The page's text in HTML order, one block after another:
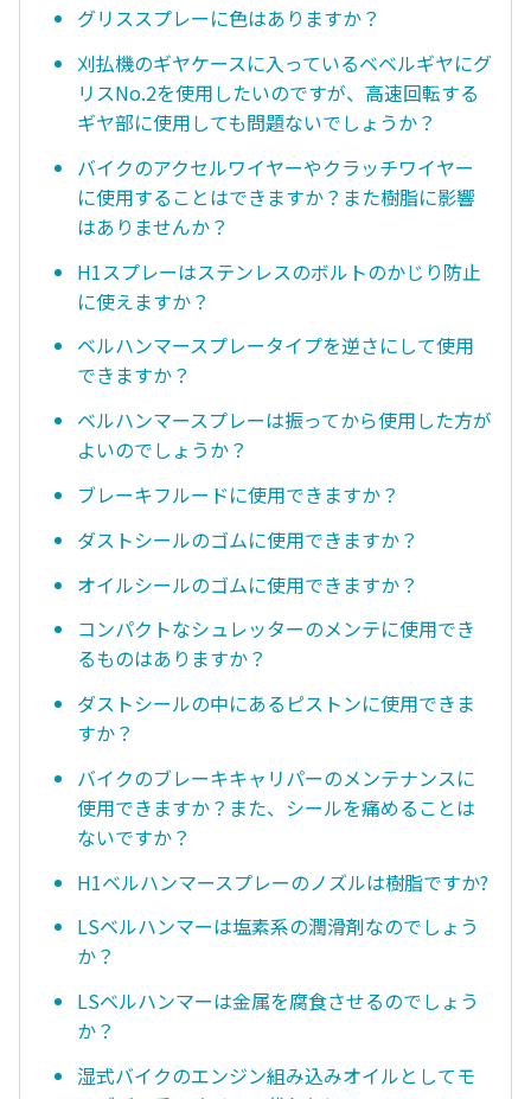
グリススプレーに色はありますか？
刈払機のギヤケースに入っているベベルギヤにグ
リスNo.2を使用したいのですが、高速回転する
ギヤ部に使用しても問題ないでしょうか？
バイクのアクセルワイヤーやクラッチワイヤー
に使用することはできますか？また樹脂に影響
はありませんか？
H1スプレーはステンレスのボルトのかじり防止
に使えますか？
ベルハンマースプレータイプを逆さにして使用
できますか？
ベルハンマースプレーは振ってから使用した方が
よいのでしょうか？
ブレーキフルードに使用できますか？
ダストシールのゴムに使用できますか？
オイルシールのゴムに使用できますか？
コンパクトなシュレッターのメンテに使用でき
るものはありますか？
ダストシールの中にあるピストンに使用できま
すか？
バイクのブレーキキャリパーのメンテナンスに
使用できますか？また、シールを痛めることは
ないですか？
H1ベルハンマースプレーのノズルは樹脂ですか?
LSベルハンマーは塩素系の潤滑剤なのでしょう
か？
LSベルハンマーは金属を腐食させるのでしょう
か？
湿式バイクのエンジン組み込みオイルとしてモ